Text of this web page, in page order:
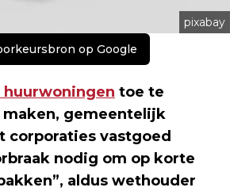
pixabay
op Google
toe te
gemeentelijk
corporaties vastgoed
nodig om op korte
aldus wethouder